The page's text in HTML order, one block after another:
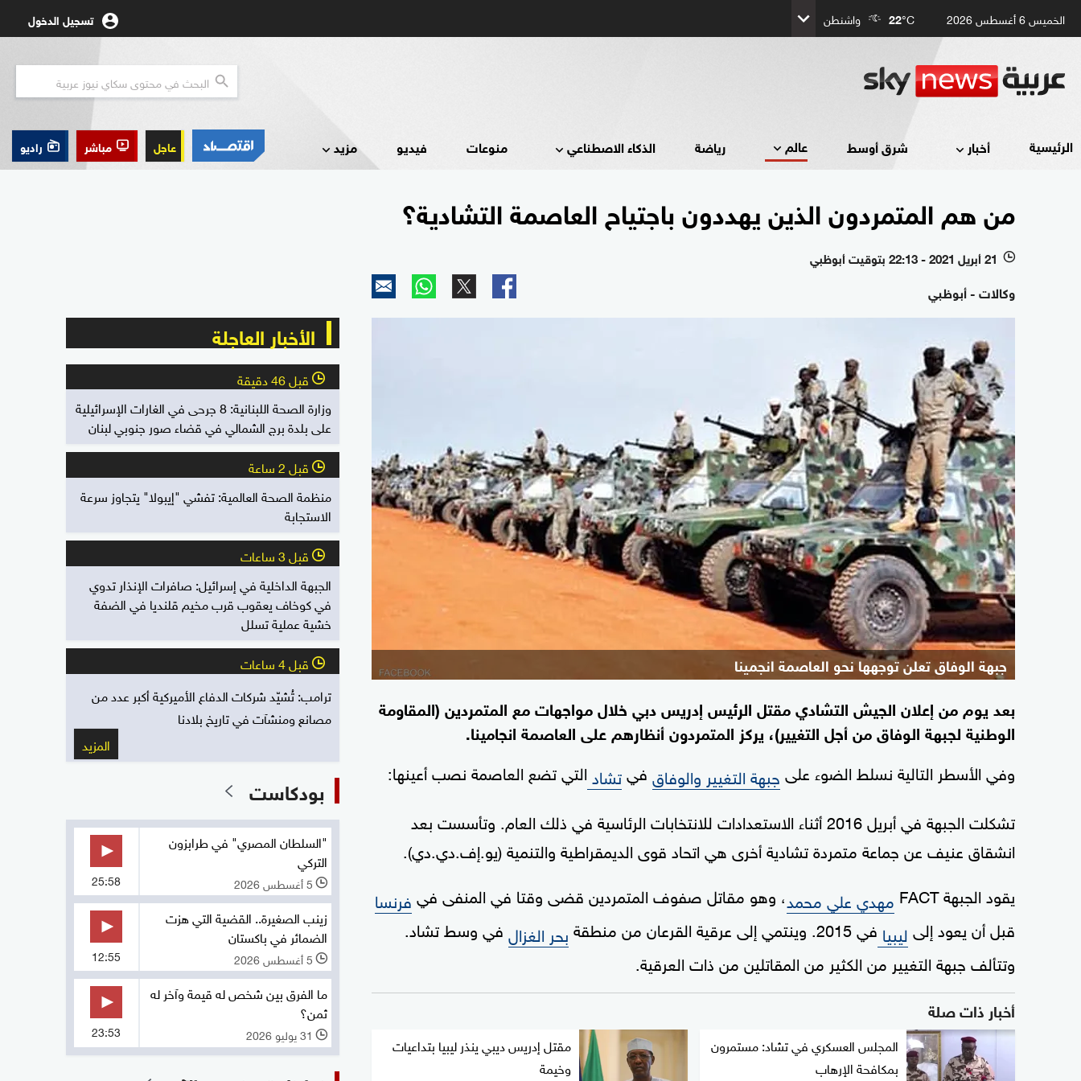
الخميس 6 أغسطس 2026 22°C واشنطن تسجيل الدخول
الرئيسية أخبار شرق أوسط عالم رياضة الذكاء الاصطناعي منوعات فيديو مزيد عاجل مباشر راديو
من هم المتمردون الذين يهددون باجتياح العاصمة التشادية؟
l 21 أبريل 2021 - 22:13 بتوقيت أبوظبي
وكالات - أبوظبي
جبهة الوفاق تعلن توجهها نحو العاصمة انجمينا
بعد يوم من إعلان الجيش التشادي مقتل الرئيس إدريس دبي خلال مواجهات مع المتمردين (المقاومة
الوطنية لجبهة الوفاق من أجل التغيير)، يركز المتمردون أنظارهم على العاصمة انجامينا.
وفي الأسطر التالية نسلط الضوء على جبهة التغيير والوفاق فيتشاد التي تضع العاصمة نصب أعينها:
تشكلت الجبهة في أبريل 2016 أثناء الاستعدادات للانتخابات الرئاسية في ذلك العام. وتأسست بعد
انشقاق عنيف عن جماعة متمردة تشادية أخرى هي اتحاد قوى الديمقراطية والتنمية (يو.إف.دي.دي).
يقود الجبهة FACT
مهدي علي محمد، وهو مقاتل صفوف المتمردين قضى وقتا في المنفى في فرنسا
قبل أن يعود إلى ليبيا في 2015. وينتمي إلى عرقية القرعان من منطقة بحر الغزال في وسط تشاد.
وتتألف جبهة التغيير من الكثير من المقاتلين من ذات العرقية.
أخبار ذات صلة
المجلس العسكري في تشاد: مستمرون
بمكافحة الإرهاب
مقتل إدريس ديبي ينذر ليبيا بتداعيات
وخيمة
الأخبار العاجلة
l قبل 46 دقيقة
وزارة الصحة اللبنانية: 8 جرحى في الغارات الإسرائيلية
على بلدة برج الشمالي في قضاء صور جنوبي لبنان
l قبل 2 ساعة
منظمة الصحة العالمية: تفشي "إيبولا" يتجاوز سرعة
الاستجابة
l قبل 3 ساعات
الجبهة الداخلية في إسرائيل: صافرات الإنذار تدوي
في كوخاف يعقوب قرب مخيم قلنديا في الضفة
خشية عملية تسلل
l قبل 4 ساعات
ترامب: تُشيّد شركات الدفاع الأميركية أكبر عدد من
مصانع ومنشآت في تاريخ بلادنا
المزيد
بودكاست
"السلطان المصري" في طرابزون
التركي
l 5 أغسطس 2026 25:58
زينب الصغيرة.. القضية التي هزت
الضمائر في باكستان
l 5 أغسطس 2026 12:55
ما الفرق بين شخص له قيمة وآخر له
ثمن؟
l 31 يوليو 2026 23:53